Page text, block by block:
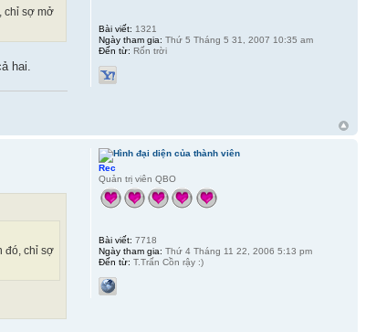
chỉ sợ mở
hai.
Bài viết: 1321
Ngày tham gia: Thứ 5 Tháng 5 31, 2007 10:35 am
Đến từ: Rốn trời
đó, chỉ sợ
Rec
Quản trị viên QBO
Bài viết: 7718
Ngày tham gia: Thứ 4 Tháng 11 22, 2006 5:13 pm
Đến từ: T.Trấn Cồn rậy :)